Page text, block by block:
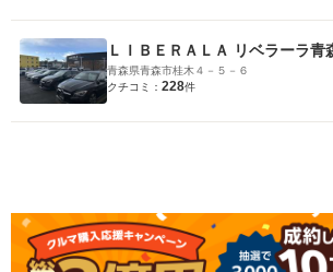
ＬＩＢＥＲＡＬＡ リベラーラ青
青森県青森市桂木４－５－６
クチコミ： 228件